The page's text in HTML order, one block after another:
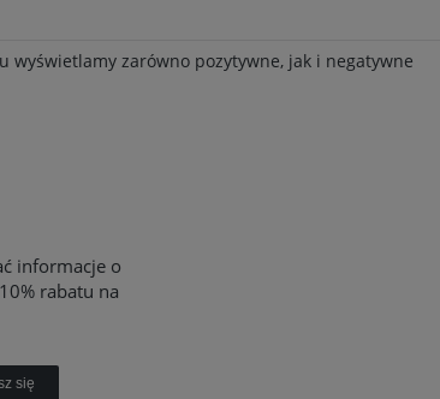
zarówno pozytywne, jak i negatywne
informacje o
rabatu na
się